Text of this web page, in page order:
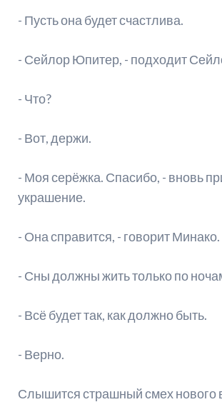
- Пусть она будет счастлива.
- Сейлор Юпитер, - подходит
- Что?
- Вот, держи.
- Моя серёжка. Спасибо, - вновь
украшение.
- Она справится, - говорит Минако.
- Сны должны жить только по
- Всё будет так, как должно быть.
- Верно.
Слышится страшный смех нового